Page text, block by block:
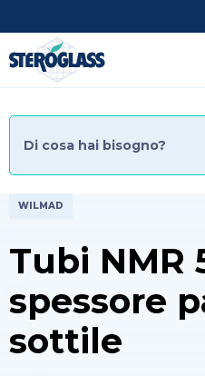
al
contenuto
principale
WILMAD
Tubi NMR
spessore
sottile